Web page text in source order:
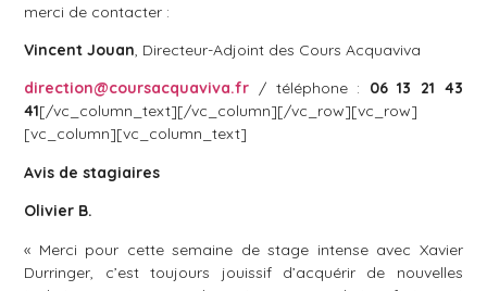
merci de contacter :
Vincent Jouan, Directeur-Adjoint des Cours Acquaviva
direction@coursacquaviva.fr / téléphone : 06 13 21 43
41[/vc_column_text][/vc_column][/vc_row][vc_row]
[vc_column][vc_column_text]
Avis de stagiaires
Olivier B.
« Merci pour cette semaine de stage intense avec Xavier
Durringer, c’est toujours jouissif d’acquérir de nouvelles